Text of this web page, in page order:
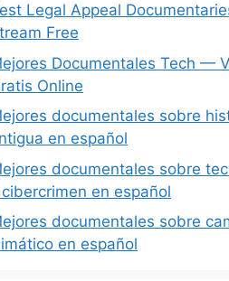
Legal Appeal
Free
Documentales Tech —
Online
documentales sobre
en español
documentales sobre
en español
documentales sobre
en español